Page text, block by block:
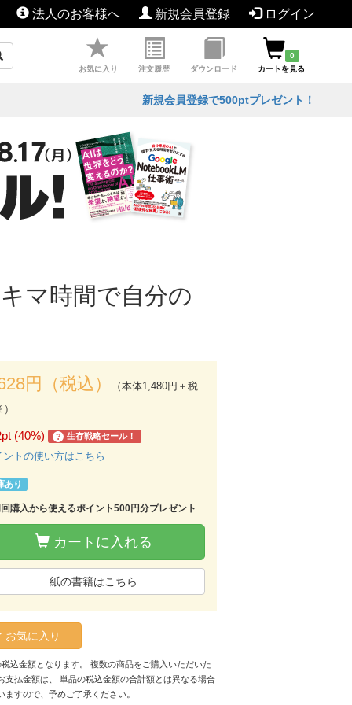
法人のお客様へ 新規会員登録 ログイン
お気に入り 注文履歴 ダウンロード
0
カートを見る
新規会員登録で500ptプレゼント！
マ時間で自分の
円（税込）
（本体1,480円＋税
(40%) ? 生存戦略セール！
ントの使い方はこちら
あり
購入から使えるポイント500円分プレゼント
カートに入れる
紙の書籍はこちら
お気に入り
込金額となります。 複数の商品をご購入いただいた
支払金額は、 単品の税込金額の合計額とは異なる場合
ますので、予めご了承ください。